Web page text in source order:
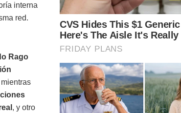
interna
red.
Rago
mientras
, y otro